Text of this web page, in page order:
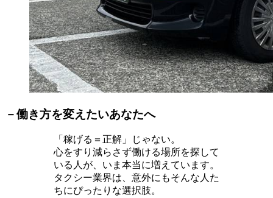
－働き方を変えたいあなたへ
「稼げる＝正解」じゃない。
心をすり減らさず働ける場所を探して
いる人が、いま本当に増えています。
タクシー業界は、意外にもそんな人た
ちにぴったりな選択肢。